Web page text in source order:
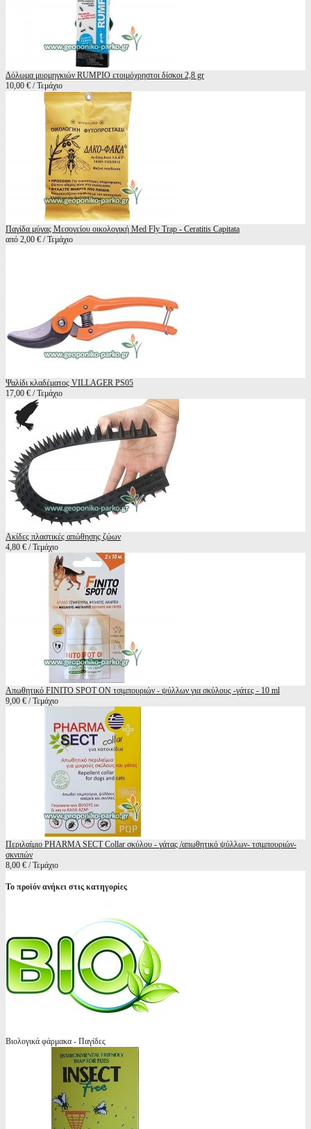
Δόλωμα μυρμηγκιών RUMPIO ετοιμόχρηστοι δίσκοι 2,8 gr
10,00 € / Τεμάχιο
Παγίδα μύγας Μεσογείου οικολογική Med Fly Trap - Ceratitis Capitata
από 2,00 € / Τεμάχιο
Ψαλίδι κλαδέματος VILLAGER PS05
17,00 € / Τεμάχιο
Ακίδες πλαστικές απώθησης ζώων
4,80 € / Τεμάχιο
Απωθητικό FINITO SPOT ON τσιμπουριών - ψύλλων για σκύλους -γάτες - 10 ml
9,00 € / Τεμάχιο
Περιλαίμιο PHARMA SECT Collar σκύλου - γάτας /απωθητικό ψύλλων- τσιμπουριών-
σκνιπών
8,00 € / Τεμάχιο
Το προϊόν ανήκει στις κατηγορίες
Βιολογικά φάρμακα - Παγίδες